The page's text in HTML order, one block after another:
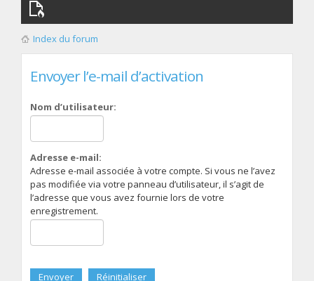
Qui sommes nous
Les membres
Index du forum
Envoyer l’e-mail d’activation
Nom d’utilisateur:
Adresse e-mail:
Adresse e-mail associée à votre compte. Si vous ne l’avez
pas modifiée via votre panneau d’utilisateur, il s’agit de
l’adresse que vous avez fournie lors de votre
enregistrement.